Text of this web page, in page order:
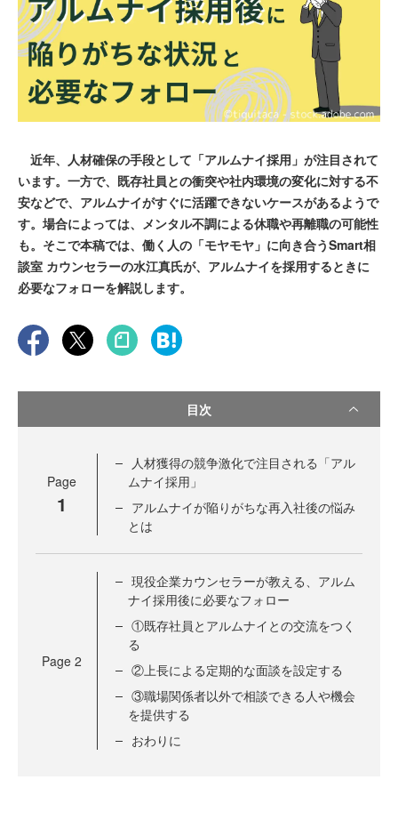
近年、人材確保の手段として「アルムナイ採用」が注目されて
います。一方で、既存社員との衝突や社内環境の変化に対する不
安などで、アルムナイがすぐに活躍できないケースがあるようで
す。場合によっては、メンタル不調による休職や再離職の可能性
も。そこで本稿では、働く人の「モヤモヤ」に向き合うSmart相
談室 カウンセラーの水江真氏が、アルムナイを採用するときに
必要なフォローを解説します。
目次
Page
1
人材獲得の競争激化で注目される「アル
ムナイ採用」
アルムナイが陥りがちな再入社後の悩み
とは
Page 2
現役企業カウンセラーが教える、アルム
ナイ採用後に必要なフォロー
①既存社員とアルムナイとの交流をつく
る
②上長による定期的な面談を設定する
③職場関係者以外で相談できる人や機会
を提供する
おわりに